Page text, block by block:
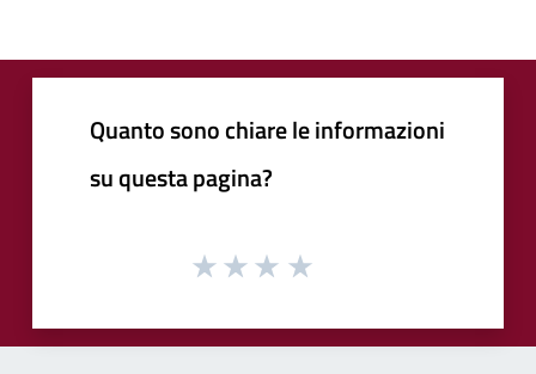
Quanto sono chiare le informazioni
su questa pagina?